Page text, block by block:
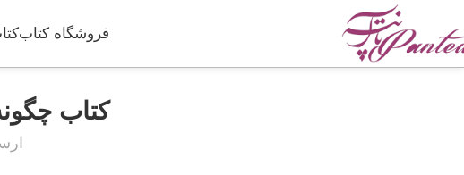
فروشگاه کتاب
کتاب